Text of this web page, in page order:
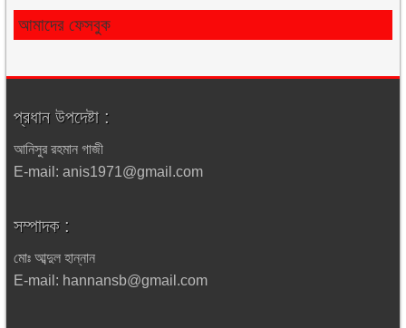
আমাদের ফেসবুক
প্রধান উপদেষ্টা :
আনিসুর রহমান গাজী
E-mail: anis1971@gmail.com
সম্পাদক :
মোঃ আব্দুল হান্নান
E-mail: hannansb@gmail.com